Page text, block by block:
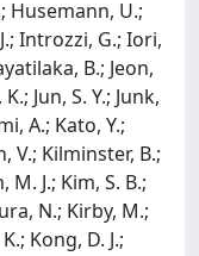
Husemann, U.;
Introzzi, G.; Iori,
B.; Jeon,
Jun, S. Y.; Junk,
A.; Kato, Y.;
V.; Kilminster, B.;
M. J.; Kim, S. B.;
N.; Kirby, M.;
Kong, D. J.;